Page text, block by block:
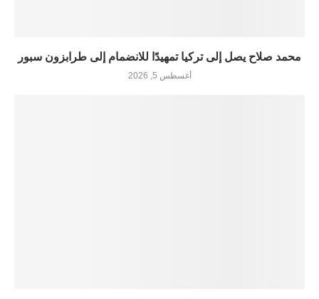
محمد صلاح يصل إلى تركيا تمهيدًا للانضمام إلى طرابزون سبور
أغسطس 5, 2026